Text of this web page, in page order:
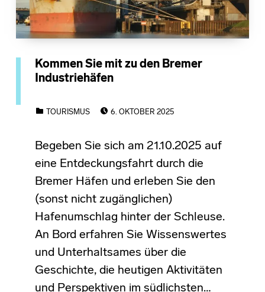
Kommen Sie mit zu den Bremer
Industriehäfen
TOURISMUS
6. OKTOBER 2025
Begeben Sie sich am 21.10.2025 auf
eine Entdeckungsfahrt durch die
Bremer Häfen und erleben Sie den
(sonst nicht zugänglichen)
Hafenumschlag hinter der Schleuse.
An Bord erfahren Sie Wissenswertes
und Unterhaltsames über die
Geschichte, die heutigen Aktivitäten
und Perspektiven im südlichsten…